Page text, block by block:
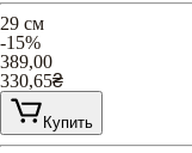
29 см
-15%
389,00
330,65₴
Купить